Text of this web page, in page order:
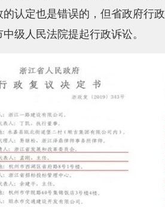
认定也是错误的，但省政府行
级人民法院提起行政诉讼。